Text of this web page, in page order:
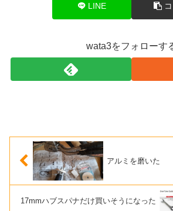
LINE
wata3をフォローす
アルミを磨いた
17mmハブスパナだけ買いそうになった